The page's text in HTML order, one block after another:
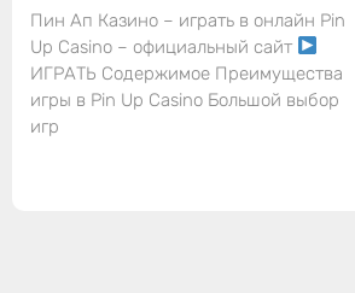
Пин Ап Казино – играть в онлайн Pin
Up Casino – официальный сайт
ИГРАТЬ Содержимое Преимущества
игры в Pin Up Casino Большой выбор
игр